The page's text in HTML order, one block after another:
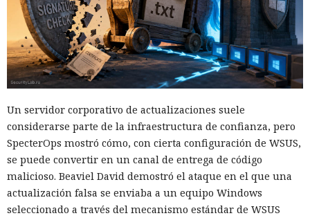
Un servidor corporativo de actualizaciones suele
considerarse parte de la infraestructura de confianza, pero
SpecterOps mostró cómo, con cierta configuración de WSUS,
se puede convertir en un canal de entrega de código
malicioso. Beaviel David demostró el ataque en el que una
actualización falsa se enviaba a un equipo Windows
seleccionado a través del mecanismo estándar de WSUS